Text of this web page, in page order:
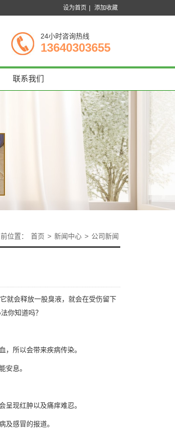
设为首页 添加收藏
24小时咨询热线
13640303655
联系我们
位置： 首页 > 新闻中心 > 公司新闻
就会释放一股臭液，就会在受伤留下
你知道吗？
，所以会带来疾病传染。
安息。
现红肿以及痛痒难忍。
及感冒的报道。